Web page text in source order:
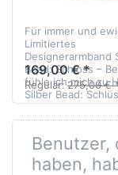
Für immer und
Limitiertes
Designerarmband
Bead: Schloss –
fühle ich mich zu
Silber Bead:
weißt, wie du
169,00 € *
Regulär:275,00 €
Benutzer,
haben,